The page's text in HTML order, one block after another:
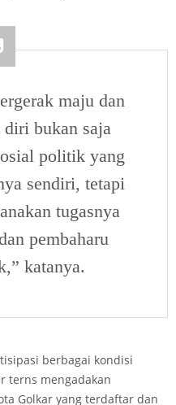
maju dan
diri bukan saja
politik yang
sendiri, tetapi
tugasnya
pembaharu
katanya.
berbagai kondisi
terns mengadakan
Golkar yang terdaftar dan